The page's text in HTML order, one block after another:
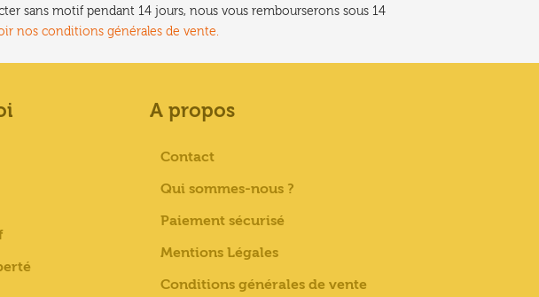
sans motif pendant 14 jours, nous vous rembourserons sous 14
nos conditions générales de vente.
A propos
Contact
Qui sommes-nous ?
Paiement sécurisé
Mentions Légales
Conditions générales de vente